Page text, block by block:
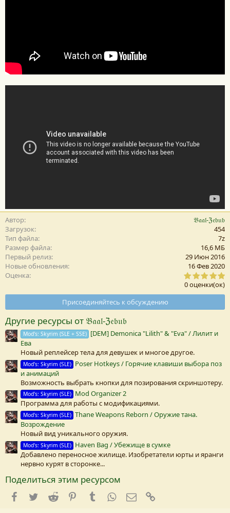
Автор
𝔅𝔞𝔞𝔩-ℨ𝔢𝔟𝔲𝔟
Загрузок
454
Тип файла
7z
Размер файла
16,6 MБ
Первый релиз
29 Июн 2016
Новые обновления
16 Фев 2020
Оценка
0
,
0
з
0 оценки(ок)
Присоединяйтесь к обсуждению
Другие ресурсы от 𝔅𝔞𝔞𝔩-ℨ𝔢𝔟𝔲𝔟
Mod's: Skyrim (SLE + SSE) [DEM] Demonica "Lilith" & "Eva" / Лилит и
Ева
Новый реплейсер тела для девушек и многое другое.
Mod's: Skyrim (SLE) Poser Hotkeys / Горячие клавиши выбора поз
и анимаций
Возможность выбрать кнопки для позирования скриншотеру.
Mod's: Skyrim (SLE) Mod Organizer 2
Программа для работы с модификациями.
Mod's: Skyrim (SLE) Thane Weapons Reborn / Оружие тана.
Возрождение
Новый вид уникального оружия.
Mod's: Skyrim (SLE) Haven Bag / Убежище в сумке
Добавлено переносное жилище. Изобретатели юрты и яранги
нервно курят в сторонке...
Поделиться этим ресурсом
Facebook
TwitterReddit PinterestTumblrWhatsApp
E-mail